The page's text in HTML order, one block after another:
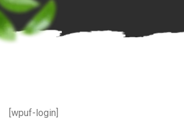
[wpuf-login]